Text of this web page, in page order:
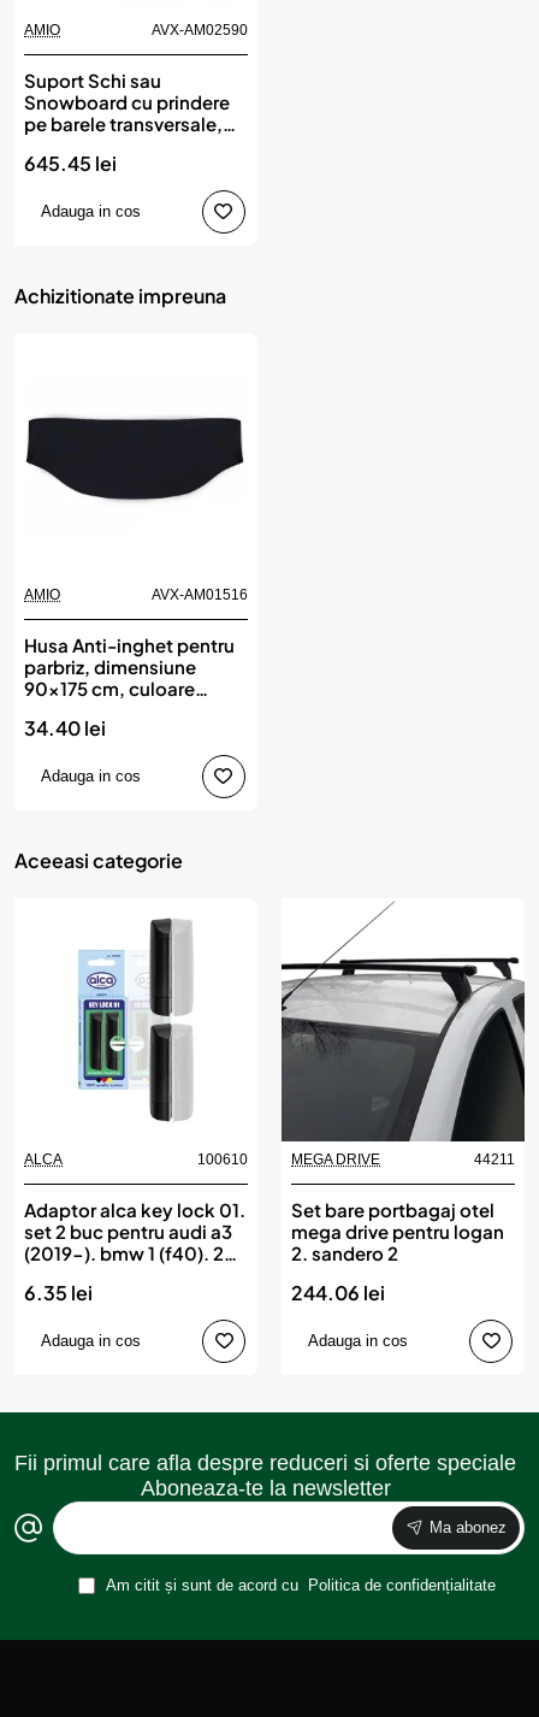
AMIO AVX-AM02590
Suport Schi sau
Snowboard cu prindere
pe barele transversale,
AMIO
645.45 lei
Adauga in cos
Achizitionate impreuna
AMIO AVX-AM01516
Husa Anti-inghet pentru
parbriz, dimensiune
90x175 cm, culoare
34.40 lei
Adauga in cos
Aceeasi categorie
ALCA 100610
Adaptor alca key lock 01.
set 2 buc pentru audi a3
(2019-). bmw 1 (f40). 2
c-klasse. eqe. eqs
6.35 lei
Adauga in cos
MEGA DRIVE 44211
Set bare portbagaj otel
mega drive pentru logan
2. sandero 2
244.06 lei
Adauga in cos
Fii primul care afla despre reduceri si oferte speciale
Aboneaza-te la newsletter
Ma abonez
Am citit și sunt de acord cu Politica de confidențialitate